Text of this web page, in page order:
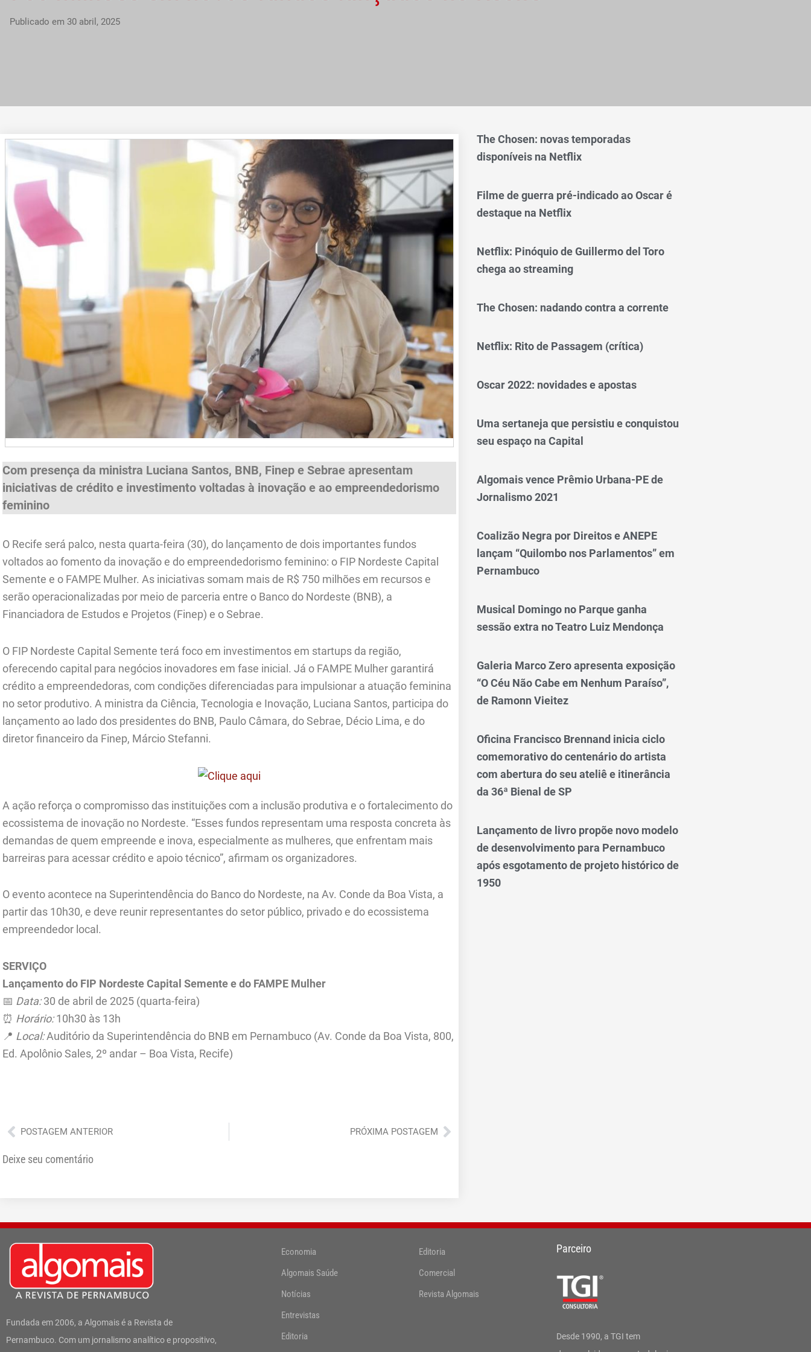
Publicado em 30 abril, 2025
Com presença da ministra Luciana Santos, BNB, Finep e Sebrae apresentam
iniciativas de crédito e investimento voltadas à inovação e ao empreendedorismo
feminino
O Recife será palco, nesta quarta-feira (30), do lançamento de dois importantes fundos
voltados ao fomento da inovação e do empreendedorismo feminino: o FIP Nordeste Capital
Semente e o FAMPE Mulher. As iniciativas somam mais de R$ 750 milhões em recursos e
serão operacionalizadas por meio de parceria entre o Banco do Nordeste (BNB), a
Financiadora de Estudos e Projetos (Finep) e o Sebrae.
O FIP Nordeste Capital Semente terá foco em investimentos em startups da região,
oferecendo capital para negócios inovadores em fase inicial. Já o FAMPE Mulher garantirá
crédito a empreendedoras, com condições diferenciadas para impulsionar a atuação feminina
no setor produtivo. A ministra da Ciência, Tecnologia e Inovação, Luciana Santos, participa do
lançamento ao lado dos presidentes do BNB, Paulo Câmara, do Sebrae, Décio Lima, e do
diretor financeiro da Finep, Márcio Stefanni.
A ação reforça o compromisso das instituições com a inclusão produtiva e o fortalecimento do
ecossistema de inovação no Nordeste. “Esses fundos representam uma resposta concreta às
demandas de quem empreende e inova, especialmente as mulheres, que enfrentam mais
barreiras para acessar crédito e apoio técnico”, afirmam os organizadores.
O evento acontece na Superintendência do Banco do Nordeste, na Av. Conde da Boa Vista, a
partir das 10h30, e deve reunir representantes do setor público, privado e do ecossistema
empreendedor local.
SERVIÇO
Lançamento do FIP Nordeste Capital Semente e do FAMPE Mulher
📅 Data:30 de abril de 2025 (quarta-feira)
⏰ Horário:10h30 às 13h
📍 Local:Auditório da Superintendência do BNB em Pernambuco (Av. Conde da Boa Vista, 800,
Ed. Apolônio Sales, 2º andar – Boa Vista, Recife)
Anterior
POSTAGEM ANTERIOR PRÓXIMA POSTAGEMPróximo
Deixe seu comentário
The Chosen: novas temporadas
disponíveis na Netflix
Filme de guerra pré-indicado ao Oscar é
destaque na Netflix
Netflix: Pinóquio de Guillermo del Toro
chega ao streaming
The Chosen: nadando contra a corrente
Netflix: Rito de Passagem (crítica)
Oscar 2022: novidades e apostas
Uma sertaneja que persistiu e conquistou
seu espaço na Capital
Algomais vence Prêmio Urbana-PE de
Jornalismo 2021
Coalizão Negra por Direitos e ANEPE
lançam “Quilombo nos Parlamentos” em
Pernambuco
Musical Domingo no Parque ganha
sessão extra no Teatro Luiz Mendonça
Galeria Marco Zero apresenta exposição
“O Céu Não Cabe em Nenhum Paraíso”,
de Ramonn Vieitez
Oficina Francisco Brennand inicia ciclo
comemorativo do centenário do artista
com abertura do seu ateliê e itinerância
da 36ª Bienal de SP
Lançamento de livro propõe novo modelo
de desenvolvimento para Pernambuco
após esgotamento de projeto histórico de
1950
Fundada em 2006, a Algomais é a Revista de
Pernambuco. Com um jornalismo analítico e propositivo,
Economia
Algomais Saúde
Notícias
Entrevistas
Editoria
Editoria
Comercial
Revista Algomais
Parceiro
Desde 1990, a TGI tem